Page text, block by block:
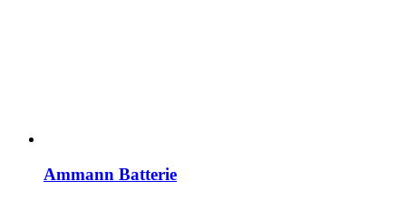
Ammann Batterie